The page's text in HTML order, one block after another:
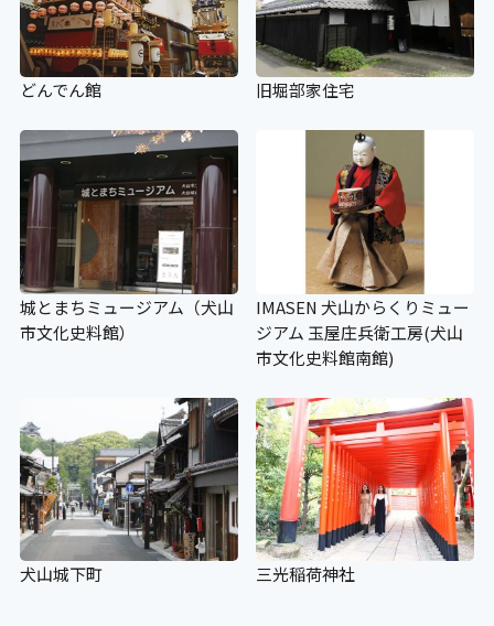
どんでん館 旧堀部家住宅
城とまちミュージアム（犬山
市文化史料館）
IMASEN 犬山からくりミュー
ジアム 玉屋庄兵衛工房(犬山
市文化史料館南館)
犬山城下町 三光稲荷神社